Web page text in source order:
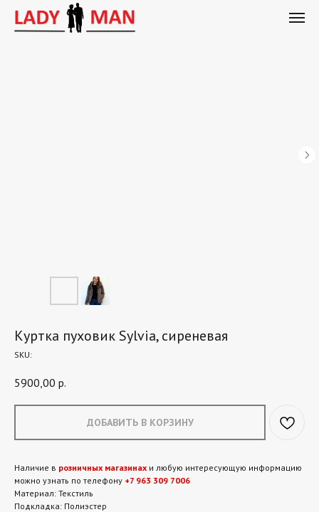
Куртка пуховик Sylvia, сиреневая
SKU:
5900,00 р.
ДОБАВИТЬ В КОРЗИНУ
Наличие в розничных магазинах и любую интересующую информацию
можно узнать по телефону +7 963 309 7006
Материал: Текстиль
Подкладка: Полиэстер